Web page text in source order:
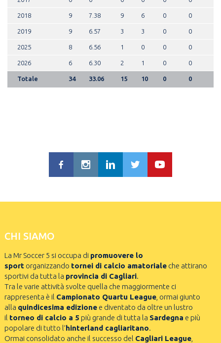
2018 9 7.38 9 6 0 0
2019 9 6.57 3 3 0 0
2025 8 6.56 1 0 0 0
2026 6 6.30 2 1 0 0
Totale 34 33.06 15 10 0 0
CHI SIAMO
La Mr Soccer 5 si occupa di promuovere lo
sportorganizzando tornei di calcio amatorialeche attirano
sportivi da tutta la provincia di Cagliari.
Tra le varie attività svolte quella che maggiormente ci
rappresenta è il Campionato Quartu League, ormai giunto
alla quindicesima edizionee diventato da oltre un lustro
il torneo di calcio a 5 più grande di tutta la Sardegna e più
popolare di tutto l’hinterland cagliaritano.
Ormai consolidato anche il successo del Cagliari League,